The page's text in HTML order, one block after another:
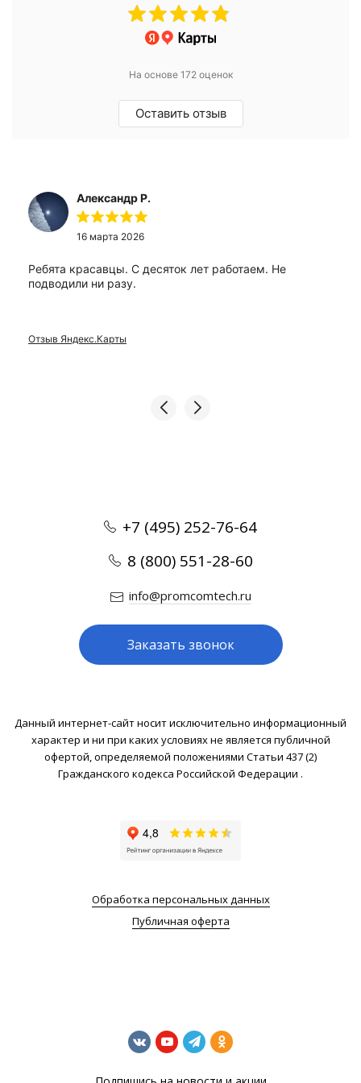
На основе 172 оценок
Оставить отзыв
Александр Р.
16 марта 2026
Ребята красавцы. С десяток лет работаем. Не
подводили ни разу.
Отзыв Яндекс.Карты
+7 (495) 252-76-64
8 (800) 551-28-60
info@promcomtech.ru
Заказать звонок
Данный интернет-сайт носит исключительно информационный
характер и ни при каких условиях не является публичной
офертой, определяемой положениями Статьи 437 (2)
Гражданского кодекса Российской Федерации .
Обработка персональных данных
Публичная оферта